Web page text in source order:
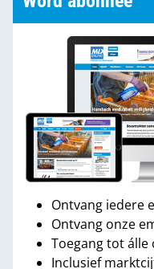
Ontvang iedere
Ontvang onze
Toegang tot álle
Inclusief